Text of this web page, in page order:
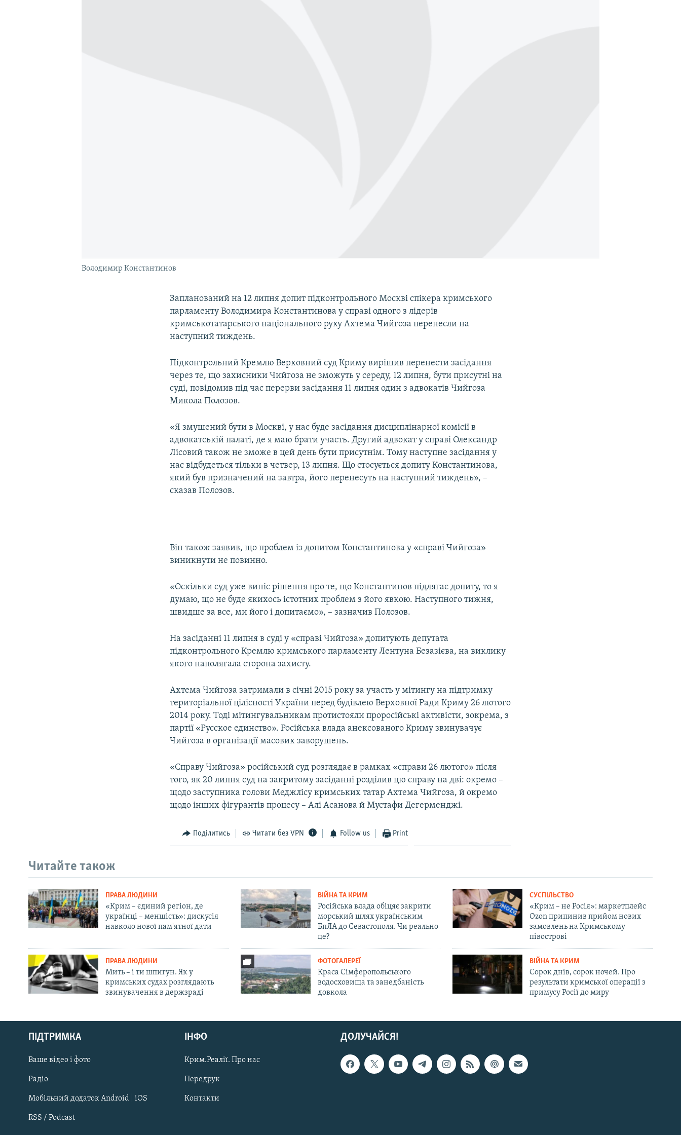
Русский
Qırımtatar
ДОЛУЧАЙСЯ!
Володимир Константинов
Запланований на 12 липня допит підконтрольного Москві спікера кримського
парламенту Володимира Константинова у справі одного з лідерів
кримськотатарського національного руху Ахтема Чийгоза перенесли на
наступний тиждень.
Підконтрольний Кремлю Верховний суд Криму вирішив перенести засідання
через те, що захисники Чийгоза не зможуть у середу, 12 липня, бути присутні на
суді, повідомив під час перерви засідання 11 липня один з адвокатів Чийгоза
Микола Полозов.
«Я змушений бути в Москві, у нас буде засідання дисциплінарної комісії в
адвокатській палаті, де я маю брати участь. Другий адвокат у справі Олександр
Лісовий також не зможе в цей день бути присутнім. Тому наступне засідання у
нас відбудеться тільки в четвер, 13 липня. Що стосується допиту Константинова,
який був призначений на завтра, його перенесуть на наступний тиждень», –
сказав Полозов.
Він також заявив, що проблем із допитом Константинова у «справі Чийгоза»
виникнути не повинно.
«Оскільки суд уже виніс рішення про те, що Константинов підлягає допиту, то я
думаю, що не буде якихось істотних проблем з його явкою. Наступного тижня,
швидше за все, ми його і допитаємо», – зазначив Полозов.
На засіданні 11 липня в суді у «справі Чийгоза» допитують депутата
підконтрольного Кремлю кримського парламенту Лентуна Безазієва, на виклику
якого наполягала сторона захисту.
Ахтема Чийгоза затримали в січні 2015 року за участь у мітингу на підтримку
територіальної цілісності України перед будівлею Верховної Ради Криму 26 лютого
2014 року. Тоді мітингувальникам протистояли проросійські активісти, зокрема, з
партії «Русское единство». Російська влада анексованого Криму звинувачує
Чийгоза в організації масових заворушень.
«Справу Чийгоза» російський суд розглядає в рамках «справи 26 лютого» після
того, як 20 липня суд на закритому засіданні розділив цю справу на дві: окремо –
щодо заступника голови Меджлісу кримських татар Ахтема Чийгоза, й окремо
щодо інших фігурантів процесу – Алі Асанова й Мустафи Дегерменджі.
Поділитись Читати без VPN Follow us Print
Читайте також
ПРАВА ЛЮДИНИ
«Крим – єдиний регіон, де
українці – меншість»: дискусія
навколо нової пам'ятної дати
ВІЙНА ТА КРИМ
Російська влада обіцяє закрити
морський шлях українським
БпЛА до Севастополя. Чи реально
це?
СУСПІЛЬСТВО
«Крим – не Росія»: маркетплейс
Ozon припинив прийом нових
замовлень на Кримському
півострові
ПРАВА ЛЮДИНИ
Мить – і ти шпигун. Як у
кримських судах розглядають
звинувачення в держзраді
ФОТОГАЛЕРЕЇ
Краса Сімферопольського
водосховища та занедбаність
довкола
ВІЙНА ТА КРИМ
Сорок днів, сорок ночей. Про
результати кримської операції з
примусу Росії до миру
ДОЛУЧАЙСЯ!
ПІДТРИМКА
Ваше відео і фото
Радіо
Мобільний додаток Android | iOS
RSS / Podcast
ІНФО
Крим.Реалії. Про нас
Передрук
Контакти